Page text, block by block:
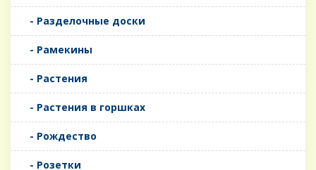
- Разделочные доски
- Рамекины
- Растения
- Растения в горшках
- Рождество
- Розетки